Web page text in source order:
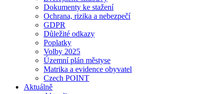
Dokumenty ke stažení
Ochrana, rizika a nebezpečí
GDPR
Důležité odkazy
Poplatky
Volby 2025
Územní plán městyse
Matrika a evidence obyvatel
Czech POINT
Aktuálně